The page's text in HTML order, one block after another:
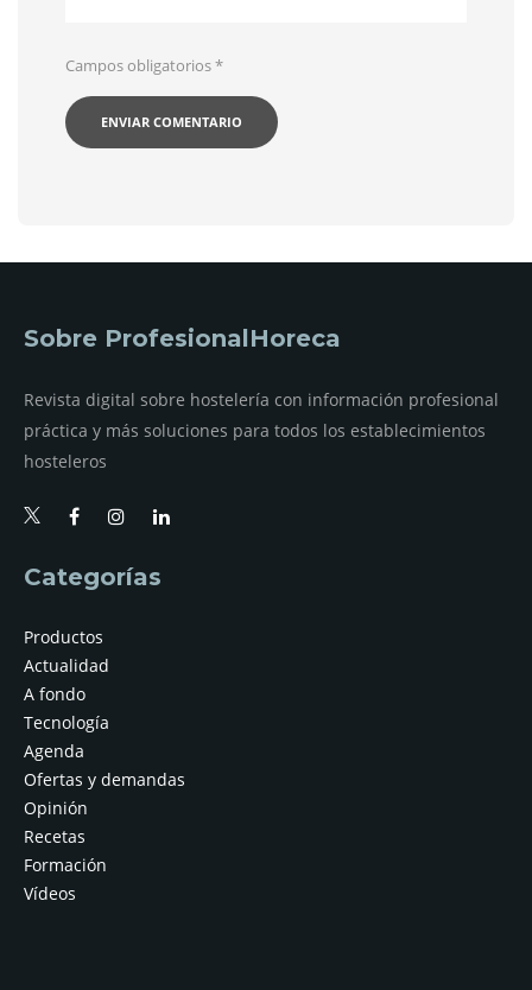
Campos obligatorios*
Sobre ProfesionalHoreca
Revista digital sobre hostelería con información profesional
práctica y más soluciones para todos los establecimientos
hosteleros
Categorías
Productos
Actualidad
A fondo
Tecnología
Agenda
Ofertas y demandas
Opinión
Recetas
Formación
Vídeos